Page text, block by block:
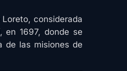
considerada
en 1697, donde se
de las misiones de